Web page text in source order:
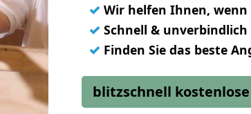
✓ Wir helfen Ihnen,
✓ Schnell &
✓ Finden Sie das beste
blitzschnell